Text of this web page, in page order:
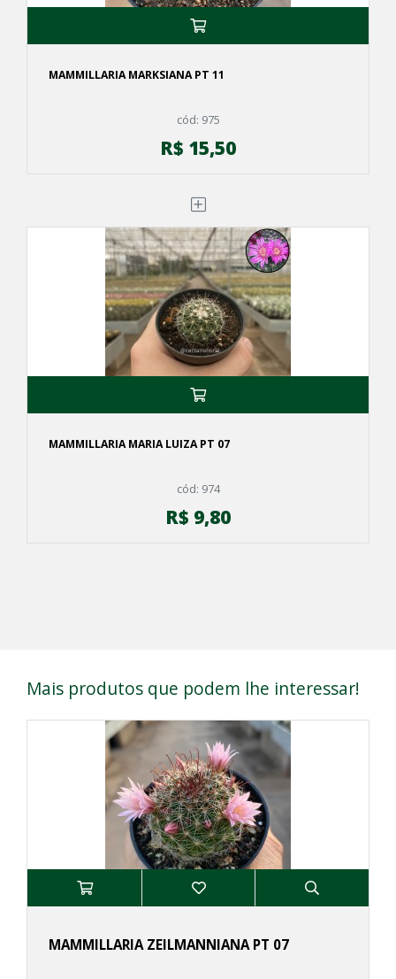
MAMMILLARIA MARKSIANA PT 11
cód: 975
R$ 15,50
MAMMILLARIA MARIA LUIZA PT 07
cód: 974
R$ 9,80
Mais produtos que podem lhe interessar!
MAMMILLARIA ZEILMANNIANA PT 07